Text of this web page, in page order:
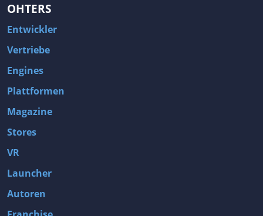
OHTERS
Entwickler
Vertriebe
Engines
Plattformen
Magazine
Stores
VR
Launcher
Autoren